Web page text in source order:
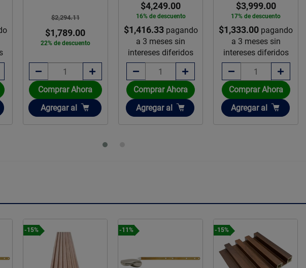
$2,294.11
$1,789.00
22% de descuento
Comprar Ahora
Añadir
Agregar al
$4,249.00
16% de descuento
$1,416.33pagando
a 3 meses sin
intereses diferidos
Comprar Ahora
Añadir
Agregar al
$3,999.00
17% de descuento
$1,333.00 pagando
a 3 meses sin
intereses diferidos
Comprar Ahora
Añadir
Agregar al
-15% -11% -15%